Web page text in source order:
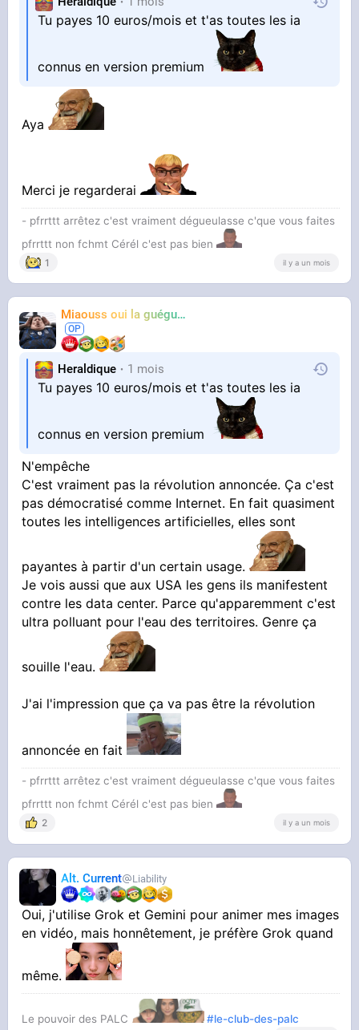
Tu payes 10 euros/mois et t'as toutes les ia
connus en version premium
Aya
Merci je regarderai
- pfrrttt arrêtez c'est vraiment dégueulasse c'que vous faites
pfrrttt non fchmt Cérél c'est pas bien
1 il y a un mois
Miaouss oui la guéguérre
Heraldique 1 mois
Tu payes 10 euros/mois et t'as toutes les ia
connus en version premium
N'empêche
C'est vraiment pas la révolution annoncée. Ça c'est
pas démocratisé comme Internet. En fait quasiment
toutes les intelligences artificielles, elles sont
payantes à partir d'un certain usage.
Je vois aussi que aux USA les gens ils manifestent
contre les data center. Parce qu'apparemment c'est
ultra polluant pour l'eau des territoires. Genre ça
souille l'eau.
J'ai l'impression que ça va pas être la révolution
annoncée en fait
- pfrrttt arrêtez c'est vraiment dégueulasse c'que vous faites
pfrrttt non fchmt Cérél c'est pas bien
2 il y a un mois
Alt. Current Liability
Oui, j'utilise Grok et Gemini pour animer mes images
en vidéo, mais honnêtement, je préfère Grok quand
même.
Le pouvoir des PALC #le-club-des-palc